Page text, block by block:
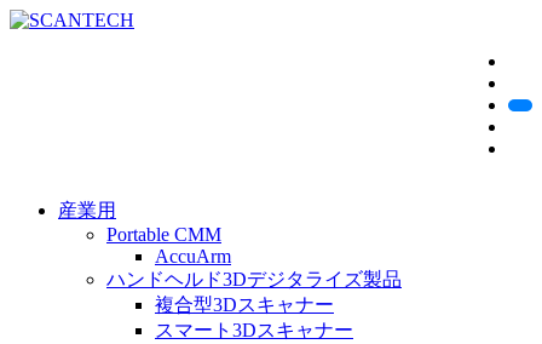
産業用
Portable CMM
AccuArm
ハンドヘルド3Dデジタライズ製品
複合型3Dスキャナー
スマート3Dスキャナー